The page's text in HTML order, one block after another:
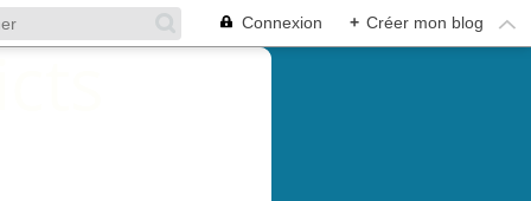
Connexion + Créer mon blog